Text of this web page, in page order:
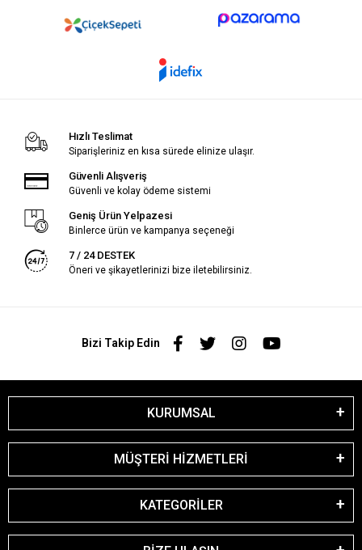
Hızlı Teslimat
Siparişleriniz en kısa sürede elinize ulaşır.
Güvenli Alışveriş
Güvenli ve kolay ödeme sistemi
Geniş Ürün Yelpazesi
Binlerce ürün ve kampanya seçeneği
7 / 24 DESTEK
Öneri ve şikayetlerinizi bize iletebilirsiniz.
Bizi Takip Edin
KURUMSAL
MÜŞTERİ HİZMETLERİ
KATEGORİLER